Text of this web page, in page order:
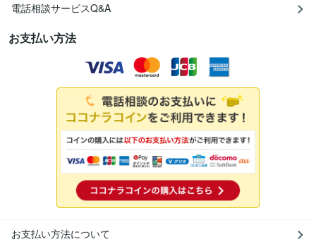
電話相談サービスQ&A
お支払い方法
お支払い方法について